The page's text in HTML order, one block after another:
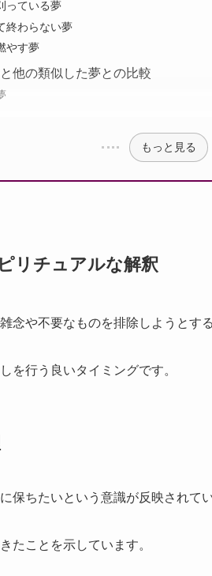
っている夢
終わらない夢
やす夢
他の類似した夢との比較
もっと見る
リチュアルな解釈
念や不要なものを排除しようとす
を行う良いタイミングです。
保ちたいという意識が反映されてい
たことを示しています。